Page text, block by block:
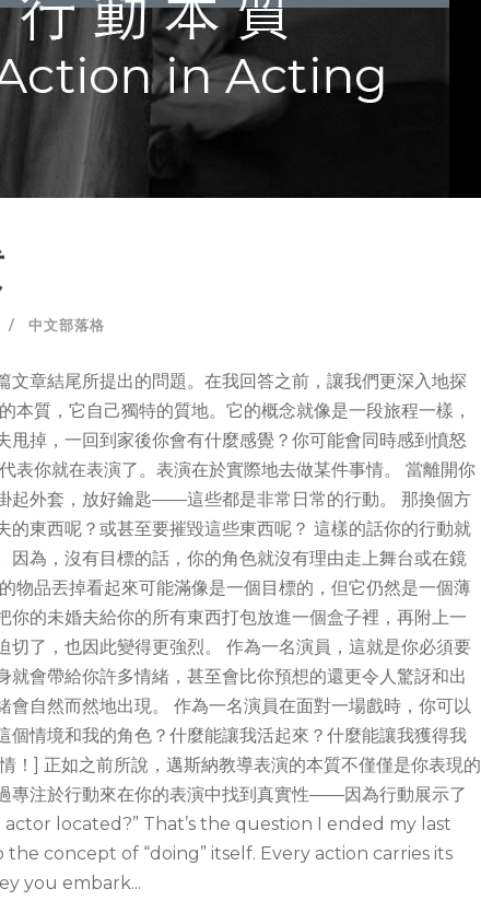
中文部落格
文章結尾所提出的問題。在我回答之前，讓我們更深入地探
質，它自己獨特的質地。它的概念就像是一段旅程一樣，
掉，一回到家後你會有什麼感覺？你可能會同時感到憤怒
表你就在表演了。表演在於實際地去做某件事情。 當離開你
起外套，放好鑰匙——這些都是非常日常的行動。 那換個方
東西呢？或甚至要摧毀這些東西呢？ 這樣的話你的行動就
為，沒有目標的話，你的角色就沒有理由走上舞台或在鏡
物品丟掉看起來可能滿像是一個目標的，但它仍然是一個薄
的未婚夫給你的所有東西打包放進一個盒子裡，再附上一
了，也因此變得更強烈。 作為一名演員，這就是你必須要
會帶給你許多情緒，甚至會比你預想的還更令人驚訝和出
自然而然地出現。 作為一名演員在面對一場戲時，你可以
情境和我的角色？什麼能讓我活起來？什麼能讓我獲得我
] 正如之前所說，邁斯納教導表演的本質不僅僅是你表現的
專注於行動來在你的表演中找到真實性——因為行動展示了
actor located?” That’s the question I ended my last
concept of “doing” itself. Every action carries its
you embark...